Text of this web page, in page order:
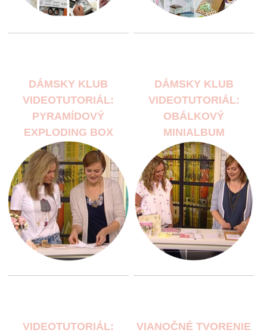
DÁMSKY KLUB
VIDEOTUTORIÁL:
PYRAMÍDOVÝ
EXPLODING BOX
DÁMSKY KLUB
VIDEOTUTORIÁL:
OBÁLKOVÝ
MINIALBUM
VIDEOTUTORIÁL:
VIANOČNÉ TVORENIE